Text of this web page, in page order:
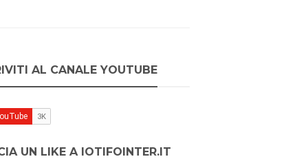
AL CANALE YOUTUBE
UN LIKE A IOTIFOINTER.IT